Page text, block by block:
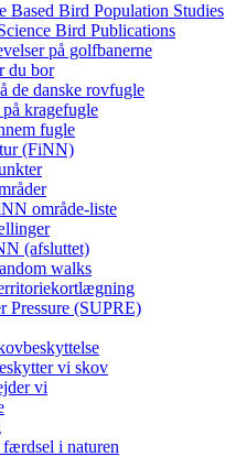
Based Bird Population Studies
Bird Publications
på golfbanerne
du bor
de danske rovfugle
kragefugle
fugle
(FiNN)
område-liste
(afsluttet)
walks
Pressure (SUPRE)
vi skov
vi
i naturen